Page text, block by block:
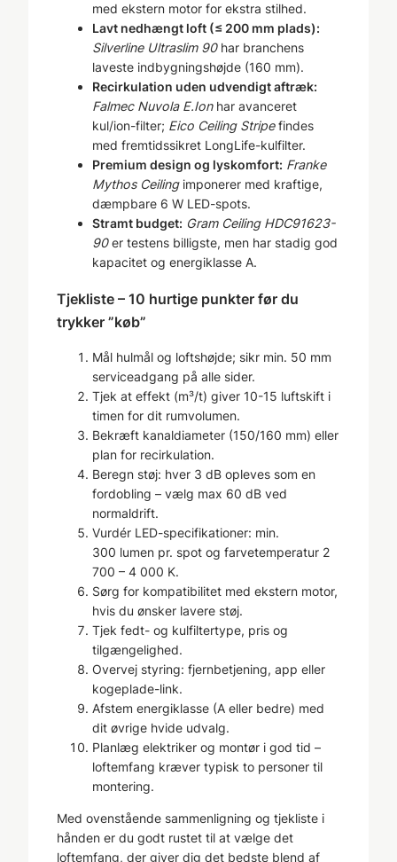
med ekstern motor for ekstra stilhed.
Lavt nedhængt loft (≤ 200 mm plads):
Silverline Ultraslim 90har branchens
laveste indbygningshøjde (160 mm).
Recirkulation uden udvendigt aftræk:
Falmec Nuvola E.Ionhar avanceret
kul/ion-filter; Eico Ceiling Stripefindes
med fremtidssikret LongLife-kulfilter.
Premium design og lyskomfort: Franke
Mythos Ceilingimponerer med kraftige,
dæmpbare 6 W LED-spots.
Stramt budget: Gram Ceiling HDC91623-
90er testens billigste, men har stadig god
kapacitet og energiklasse A.
Tjekliste – 10 hurtige punkter før du
trykker ”køb”
Mål hulmål og loftshøjde; sikr min. 50 mm
serviceadgang på alle sider.
Tjek at effekt (m³/t) giver 10-15 luftskift i
timen for dit rumvolumen.
Bekræft kanaldiameter (150/160 mm) eller
plan for recirkulation.
Beregn støj: hver 3 dB opleves som en
fordobling – vælg max 60 dB ved
normaldrift.
Vurdér LED-specifikationer: min.
300 lumen pr. spot og farvetemperatur 2
700 – 4 000 K.
Sørg for kompatibilitet med ekstern motor,
hvis du ønsker lavere støj.
Tjek fedt- og kulfiltertype, pris og
tilgængelighed.
Overvej styring: fjernbetjening, app eller
kogeplade-link.
Afstem energiklasse (A eller bedre) med
dit øvrige hvide udvalg.
Planlæg elektriker og montør i god tid –
loftemfang kræver typisk to personer til
montering.
Med ovenstående sammenligning og tjekliste i
hånden er du godt rustet til at vælge det
loftemfang, der giver dig det bedste blend af